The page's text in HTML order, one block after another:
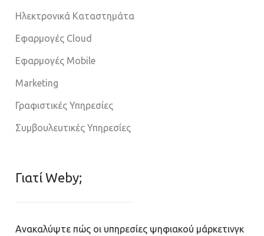
Ηλεκτρονικά Καταστημάτα
Εφαρμογές Cloud
Εφαρμογές Mobile
Marketing
Γραφιστικές Υπηρεσίες
Συμβουλευτικές Υπηρεσίες
Γιατί Weby;
Ανακαλύψτε πώς οι υπηρεσίες ψηφιακού μάρκετινγκ